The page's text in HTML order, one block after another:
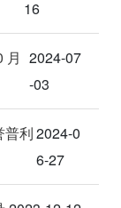
16
月 2024-07
-03
普利2024-0
6-27